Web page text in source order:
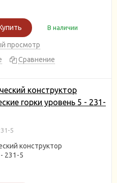
В наличии
просмотр
Сравнение
конструктор
горки уровень 5 - 231-
5
конструктор
231-5